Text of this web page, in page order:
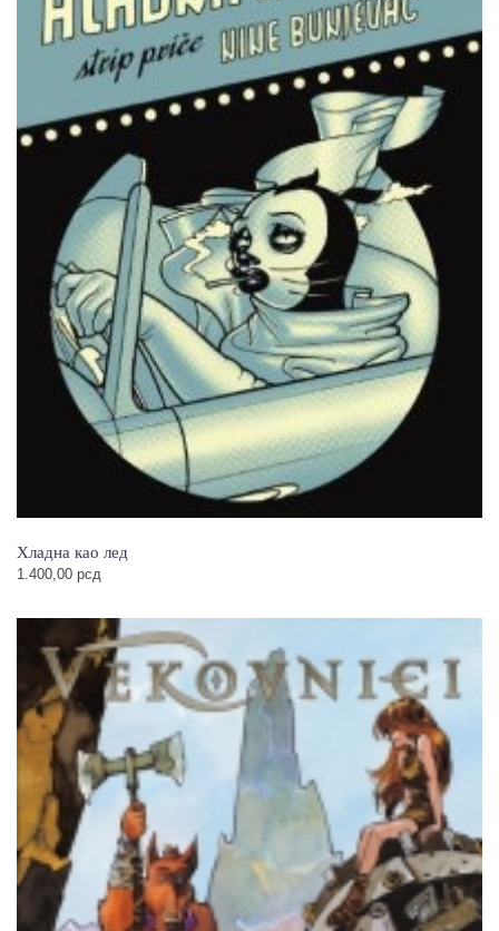
Хладна као лед
1.400,00 рсд